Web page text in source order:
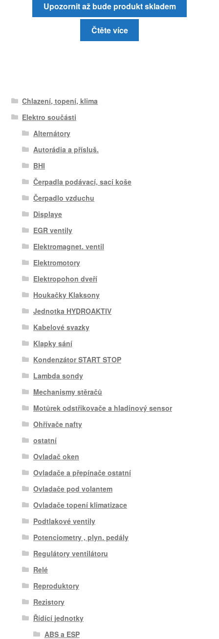
Upozornit až bude produkt skladem
Čtěte více
Chlazení, topení, klima
Elektro součásti
Alternátory
Autorádia a přísluš.
BHI
Čerpadla podávací, sací koše
Čerpadlo vzduchu
Displaye
EGR ventily
Elektromagnet. ventil
Elektromotory
Elektropohon dveří
Houkačky Klaksony
Jednotka HYDROAKTIV
Kabelové svazky
Klapky sání
Kondenzátor START STOP
Lambda sondy
Mechanismy stěračů
Motůrek odstřikovače a hladinový sensor
Ohřívače nafty
ostatní
Ovladač oken
Ovladače a přepínače ostatní
Ovladače pod volantem
Ovladače topení klimatizace
Podtlakové ventily
Potenciometry , plyn. pedály
Regulátory ventilátoru
Relé
Reproduktory
Rezistory
Řídící jednotky
ABS a ESP